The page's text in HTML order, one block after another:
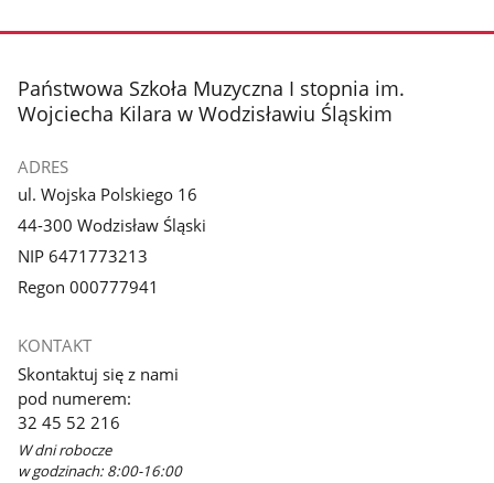
stopka
Państwowa Szkoła Muzyczna I stopnia im.
Wojciecha Kilara w Wodzisławiu Śląskim
ADRES
ul. Wojska Polskiego 16
44-300 Wodzisław Śląski
NIP 6471773213
Regon 000777941
KONTAKT
Skontaktuj się z nami
pod numerem:
32 45 52 216
W dni robocze
w godzinach: 8:00-16:00